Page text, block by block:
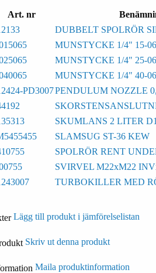
Art. nr
DUBBELT SPOLRÖR
MUNSTYCKE 1/4" 15-
MUNSTYCKE 1/4" 25-
MUNSTYCKE 1/4" 40-
PD3007PENDULUM NOZZLE
SKUMLANS 2 LITER
SLAMSUG ST-36 KEW
SPOLRÖR RENT
SVIRVEL M22xM22
TURBOKILLER MED
Lägg till produkt i jämförelselistan
Skriv ut denna produkt
Maila produktinformation